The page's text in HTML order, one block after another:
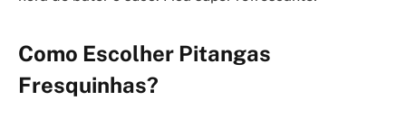
Como Escolher Pitangas
Fresquinhas?